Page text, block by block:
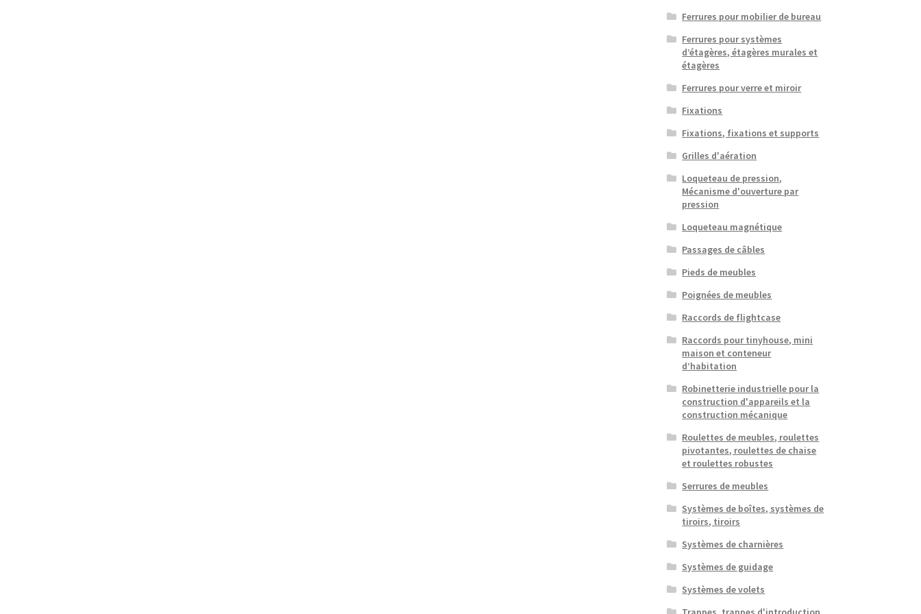
Ferrures pour mobilier de bureau
Ferrures pour systèmes
d’étagères, étagères murales et
étagères
Ferrures pour verre et miroir
Fixations
Fixations, fixations et supports
Grilles d'aération
Loqueteau de pression,
Mécanisme d'ouverture par
pression
Loqueteau magnétique
Passages de câbles
Pieds de meubles
Poignées de meubles
Raccords de flightcase
Raccords pour tinyhouse, mini
maison et conteneur
d’habitation
Robinetterie industrielle pour la
construction d'appareils et la
construction mécanique
Roulettes de meubles, roulettes
pivotantes, roulettes de chaise
et roulettes robustes
Serrures de meubles
Systèmes de boîtes, systèmes de
tiroirs, tiroirs
Systèmes de charnières
Systèmes de guidage
Systèmes de volets